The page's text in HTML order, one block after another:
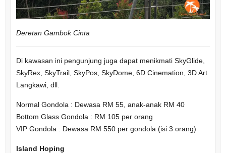
Deretan Gambok Cinta
Di kawasan ini pengunjung juga dapat menikmati SkyGlide,
SkyRex, SkyTrail, SkyPos, SkyDome, 6D Cinemation, 3D Art
Langkawi, dll.
Normal Gondola : Dewasa RM 55, anak-anak RM 40
Bottom Glass Gondola : RM 105 per orang
VIP Gondola : Dewasa RM 550 per gondola (isi 3 orang)
Island Hoping